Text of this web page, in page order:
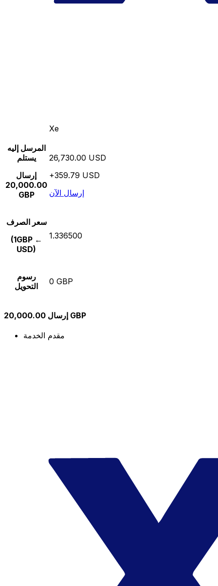
Xe
المرسل إليه
يستلم
إرسال
20,000.00
GBP
26,730.00 USD
+359.79 USD
إرسال الآن
سعر الصرف
(1GBP ←
USD)
1.336500
رسوم
التحويل
0 GBP
إرسال 20,000.00 GBP
مقدم الخدمة